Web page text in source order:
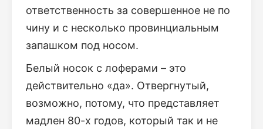
ответственность за совершенное не по
чину и с несколько провинциальным
запашком под носом.
Белый носок с лоферами – это
действительно «да». Отвергнутый,
возможно, потому, что представляет
мадлен 80-х годов, который так и не